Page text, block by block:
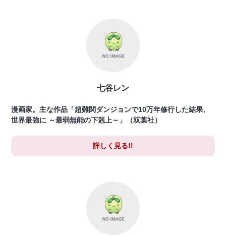
七谷レン
漫画家。主な作品「超難関ダンジョンで10万年修行した結果、
世界最強に ～最弱無能の下剋上～」（双葉社）
詳しく見る!!